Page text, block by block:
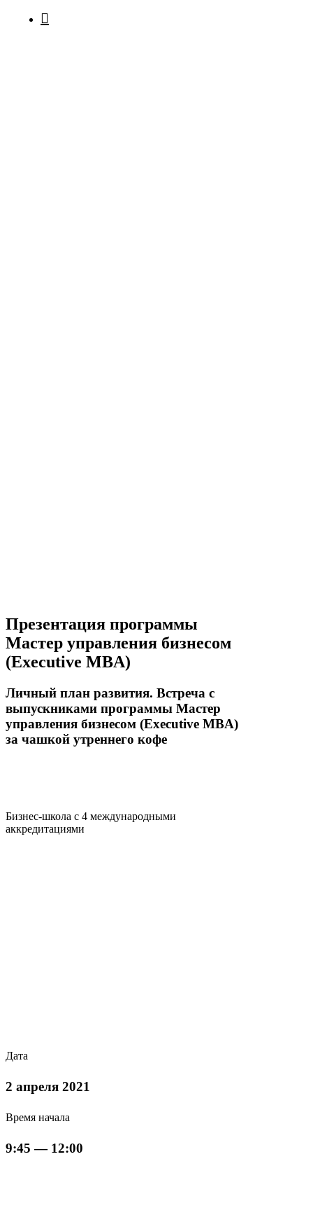
Презентация программы
Мастер управления бизнесом
(Executive MBA)
Личный план развития. Встреча с
выпускниками программы Мастер
управления бизнесом (Executive MBA)
за чашкой утреннего кофе
Бизнес-школа с 4 международными
аккредитациями
Дата
2 апреля 2021
Время начала
9:45 — 12:00